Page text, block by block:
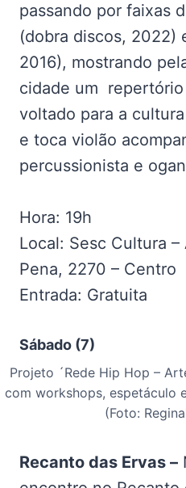
passando por faixas
(dobra discos, 2022)
2016), mostrando
cidade um
voltado para a
e toca violão
percussionista e
Hora: 19h
Local: Sesc Cultura
Pena, 2270 – Centro
Entrada: Gratuita
Sábado (7)
Projeto ´Rede Hip Hop –
com workshops, espetáculo
(Foto:
Recanto das Ervas –